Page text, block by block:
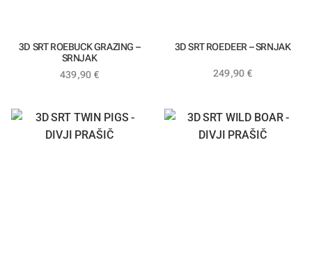
439,90 €
3D SRT ROEBUCK GRAZING –
SRNJAK
249,90 €
3D SRT ROEDEER – SRNJAK